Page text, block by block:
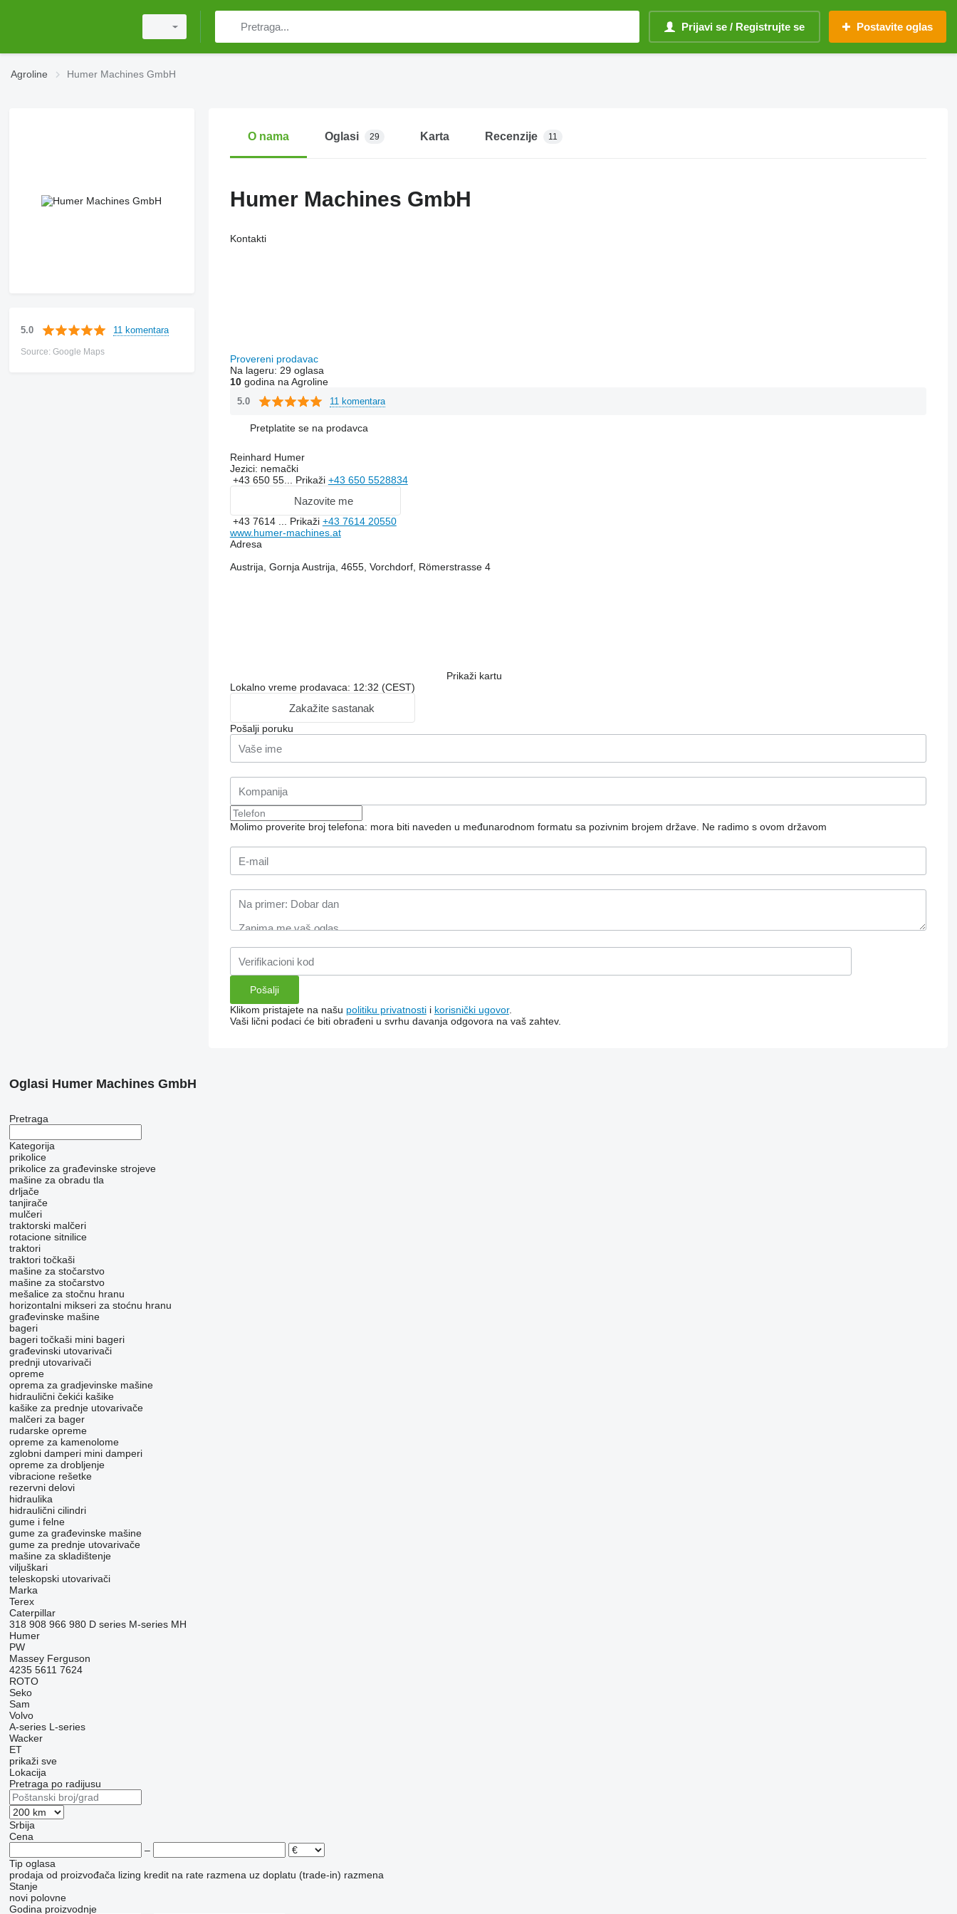
Prijavi se / Registrujte se Postavite oglas
Agroline Humer Machines GmbH
5.0 11 komentara
Source: Google Maps
O nama Oglasi 29 Karta Recenzije 11
Humer Machines GmbH
Kontakti
Provereni prodavac
Na lageru: 29 oglasa
10godina na Agroline
5.0 11 komentara
Pretplatite se na prodavca
Reinhard Humer
Jezici: nemački
+43 650 55... Prikaži +43 650 5528834
Nazovite me
+43 7614 ... Prikaži +43 7614 20550
www.humer-machines.at
Adresa
Austrija, Gornja Austrija, 4655, Vorchdorf, Römerstrasse 4
Prikaži kartu
Lokalno vreme prodavaca: 12:32 (CEST)
Zakažite sastanak
Pošalji poruku
Molimo proverite broj telefona: mora biti naveden u međunarodnom formatu sa pozivnim brojem države. Ne radimo s ovom državom
Klikom pristajete na našu politiku privatnostii korisnički ugovor.
Vaši lični podaci će biti obrađeni u svrhu davanja odgovora na vaš zahtev.
Oglasi Humer Machines GmbH
Pretraga
Kategorija
prikolice
prikolice za građevinske strojeve
mašine za obradu tla
drljače
tanjirače
mulčeri
traktorski malčeri
rotacione sitnilice
traktori
traktori točkaši
mašine za stočarstvo
mašine za stočarstvo
mešalice za stočnu hranu
horizontalni mikseri za stoćnu hranu
građevinske mašine
bageri
bageri točkaši mini bageri
građevinski utovarivači
prednji utovarivači
opreme
oprema za gradjevinske mašine
hidraulični čekići kašike
kašike za prednje utovarivače
malčeri za bager
rudarske opreme
opreme za kamenolome
zglobni damperi mini damperi
opreme za drobljenje
vibracione rešetke
rezervni delovi
hidraulika
hidraulični cilindri
gume i felne
gume za građevinske mašine
gume za prednje utovarivače
mašine za skladištenje
viljuškari
teleskopski utovarivači
Marka
Terex
Caterpillar
318 908 966 980 D series M-series MH
Humer
PW
Massey Ferguson
4235 5611 7624
ROTO
Seko
Sam
Volvo
A-series L-series
Wacker
ET
prikaži sve
Lokacija
Pretraga po radijusu
Srbija
Cena
–
Tip oglasa
prodaja od proizvođača lizing kredit na rate razmena uz doplatu (trade-in) razmena
Stanje
novi polovne
Godina proizvodnje